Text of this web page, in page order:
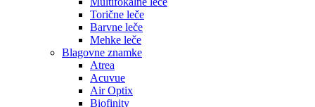
Torične leče
Barvne leče
Mehke leče
Blagovne znamke
Atrea
Acuvue
Air Optix
Biofinity